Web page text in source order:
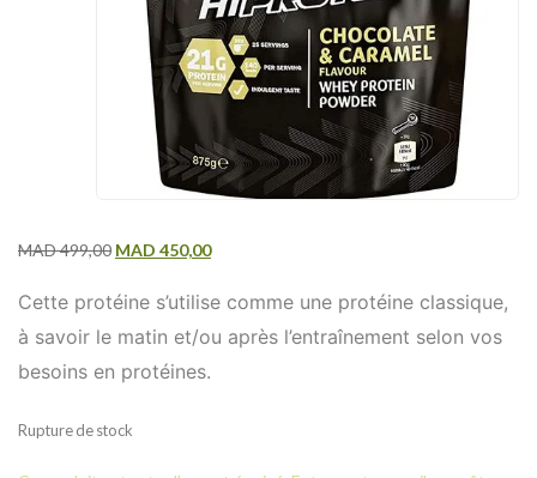
MAD499,00 MAD 450,00
Cette protéine s’utilise comme une protéine classique,
à savoir le matin et/ou après l’entraînement selon vos
besoins en protéines.
Rupture de stock